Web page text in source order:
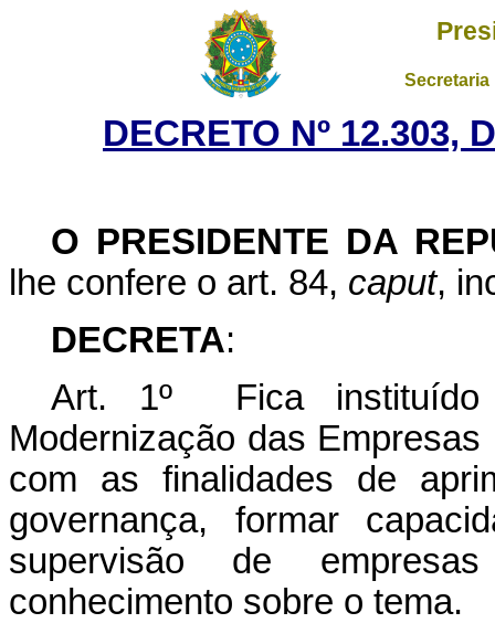
DECRETO Nº 12.303,
O PRESIDENTE DA
lhe confere o art. 84, caput,
DECRETA:
Art. 1º Fica instituído
Modernização das
com as finalidades de
governança, formar
supervisão de
conhecimento sobre o tema.